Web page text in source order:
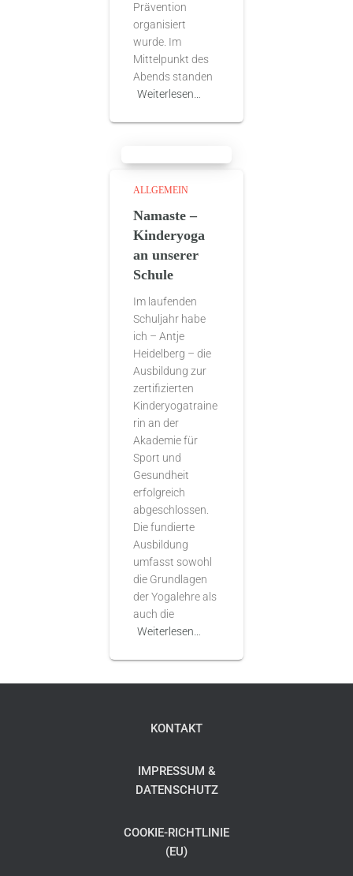
Prävention
organisiert
wurde. Im
Mittelpunkt des
Abends standen
Weiterlesen…
ALLGEMEIN
Namaste –
Kinderyoga
an unserer
Schule
Im laufenden
Schuljahr habe
ich – Antje
Heidelberg – die
Ausbildung zur
zertifizierten
Kinderyogatraine
rin an der
Akademie für
Sport und
Gesundheit
erfolgreich
abgeschlossen.
Die fundierte
Ausbildung
umfasst sowohl
die Grundlagen
der Yogalehre als
auch die
Weiterlesen…
KONTAKT
IMPRESSUM &
DATENSCHUTZ
COOKIE-RICHTLINIE
(EU)